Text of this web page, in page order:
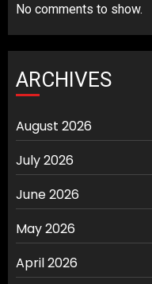
No comments to show.
ARCHIVES
August 2026
July 2026
June 2026
May 2026
April 2026